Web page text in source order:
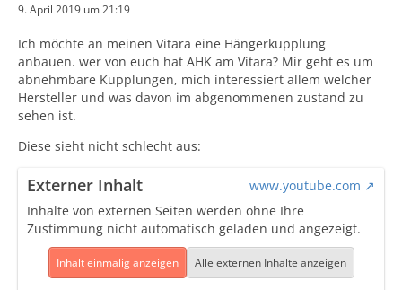
9. April 2019 um 21:19
Ich möchte an meinen Vitara eine Hängerkupplung
anbauen. wer von euch hat AHK am Vitara? Mir geht es um
abnehmbare Kupplungen, mich interessiert allem welcher
Hersteller und was davon im abgenommenen zustand zu
sehen ist.
Diese sieht nicht schlecht aus:
Externer Inhalt
www.youtube.com
Inhalte von externen Seiten werden ohne Ihre
Zustimmung nicht automatisch geladen und angezeigt.
Inhalt einmalig anzeigen Alle externen Inhalte anzeigen